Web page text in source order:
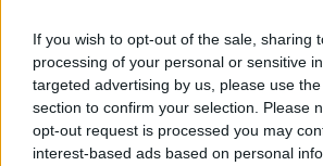
If you wish to opt-out of the sale, sharing
processing of your personal or sensitive
targeted advertising by us, please use
section to confirm your selection. Please
opt-out request is processed you may
interest-based ads based on personal
non può diventare la prima
gestione miope».
© RIPRODUZIONE RISERVATA